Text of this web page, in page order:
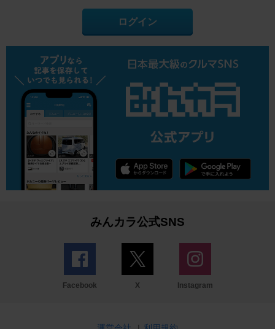
ログイン
みんカラ公式SNS
Facebook X Instagram